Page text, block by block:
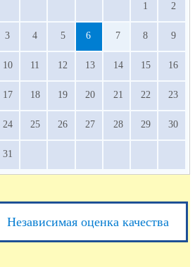
1 2
3 4 5 6 7 8 9
10 11 12 13 14 15 16
17 18 19 20 21 22 23
24 25 26 27 28 29 30
31
Независимая оценка качества